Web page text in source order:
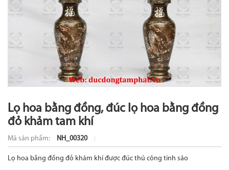
Lọ hoa bằng đồng, đúc lọ hoa bằng đồng
đỏ khảm tam khí
Mã sản phẩm: NH_00320
Lọ hoa bằng đồng đỏ khảm khí được đúc thủ công tinh sảo